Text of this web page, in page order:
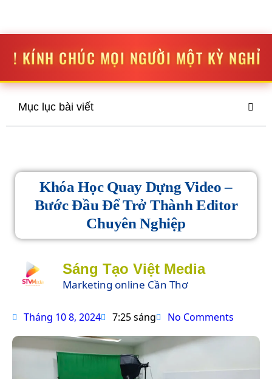
NGƯỜI MỘT KỲ NGHỈ LỄ THẬT VUI VẺ
Mục lục bài viết
Khóa Học Quay Dựng Video –
Bước Đầu Để Trở Thành Editor
Chuyên Nghiệp
Sáng Tạo Việt Media
Marketing online Cần Thơ
Tháng 10 8, 2024 7:25 sáng No Comments